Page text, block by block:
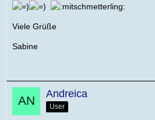
Viele Grüße
Sabine
Andreica
User